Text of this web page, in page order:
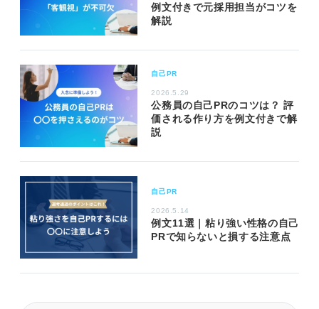
例文付きで元採用担当がコツを
解説
自己PR
2026.5.29
公務員の自己PRのコツは？ 評
価される作り方を例文付きで解
説
自己PR
2026.5.14
例文11選｜粘り強い性格の自己
PRで知らないと損する注意点